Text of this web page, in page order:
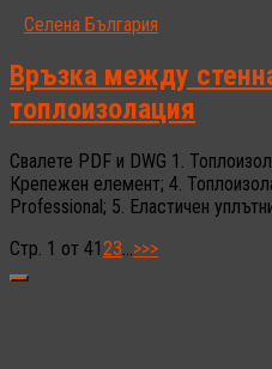
Селена България
Връзка между
топлоизолация
Свалете PDF и DWG 1.
Крепежен елемент; 4.
Professional; 5. Еластичен
Стр. 1 от 41 23...>>>